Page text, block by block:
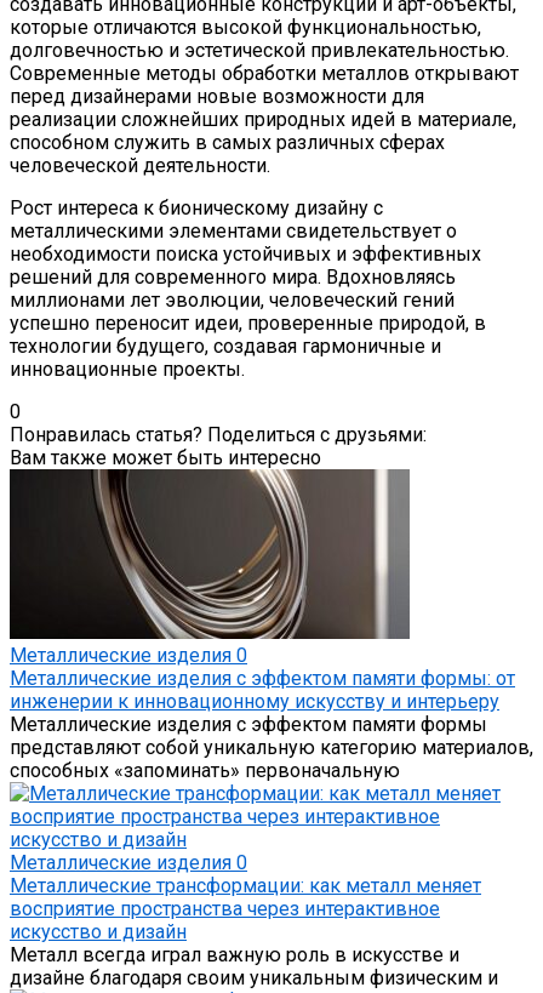
которые отличаются высокой функциональностью,
долговечностью и эстетической привлекательностью.
Современные методы обработки металлов открывают
перед дизайнерами новые возможности для
реализации сложнейших природных идей в материале,
способном служить в самых различных сферах
человеческой деятельности.
Рост интереса к бионическому дизайну с
металлическими элементами свидетельствует о
необходимости поиска устойчивых и эффективных
решений для современного мира. Вдохновляясь
миллионами лет эволюции, человеческий гений
успешно переносит идеи, проверенные природой, в
технологии будущего, создавая гармоничные и
инновационные проекты.
0
Понравилась статья? Поделиться с друзьями:
Вам также может быть интересно
Металлические изделия 0
Металлические изделия с эффектом памяти формы: от
инженерии к инновационному искусству и интерьеру
Металлические изделия с эффектом памяти формы
представляют собой уникальную категорию материалов,
способных «запоминать» первоначальную
Металлические изделия 0
Металлические трансформации: как металл меняет
восприятие пространства через интерактивное
искусство и дизайн
Металл всегда играл важную роль в искусстве и
дизайне благодаря своим уникальным физическим и